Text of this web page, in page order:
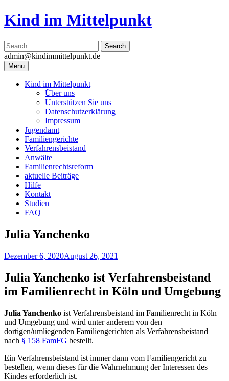
Skip
to
Kind im Mittelpunkt
admin@kindimmittelpunkt.de
Menu
Kind im Mittelpunkt
Über uns
Unterstützen Sie uns
Datenschutzerklärung
Impressum
Jugendamt
Familiengerichte
Verfahrensbeistand
Anwälte
Familienrechtsreform
aktuelle Beiträge
Hilfe
Kontakt
Studien
FAQ
Julia Yanchenko
Dezember 6, 2020August 26, 2021
Julia Yanchenko ist Verfahrensbeistand
im Familienrecht in Köln und Umgebung
Julia Yanchenko ist Verfahrensbeistand im Familienrecht in Köln
und Umgebung und wird unter anderem von den
dortigen/umliegenden Familiengerichten als Verfahrensbeistand
nach § 158 FamFG bestellt.
Ein Verfahrensbeistand ist immer dann vom Familiengericht zu
bestellen, wenn dieses für die Wahrnehmung der Interessen des
Kindes erforderlich ist.